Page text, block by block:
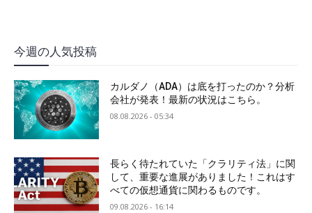
今週の人気投稿
カルダノ（ADA）は底を打ったのか？分析
会社が発表！最新の状況はこちら。
08.08.2026 - 05:34
長らく待たれていた「クラリティ法」に関
して、重要な進展がありました！これはす
べての仮想通貨に関わるものです。
09.08.2026 - 16:14